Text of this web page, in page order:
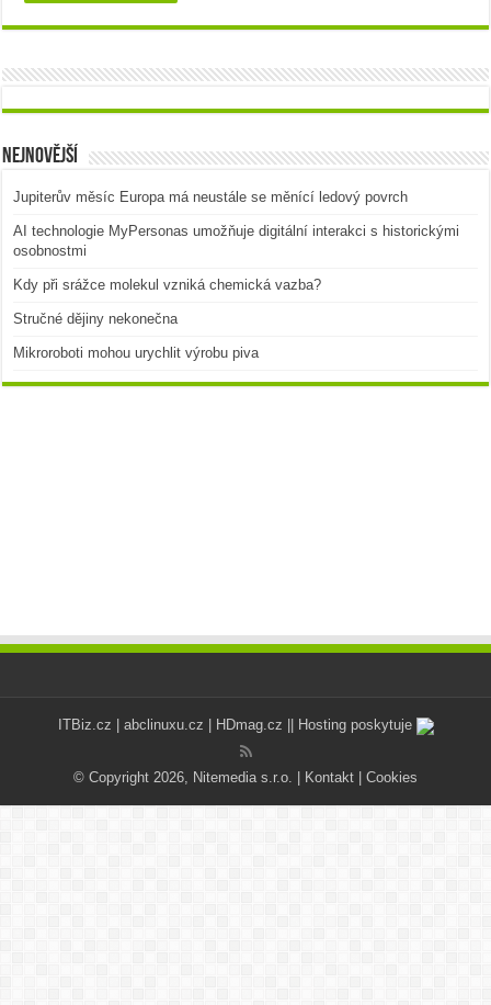
Nejnovější
Jupiterův měsíc Europa má neustále se měnící ledový povrch
AI technologie MyPersonas umožňuje digitální interakci s historickými
osobnostmi
Kdy při srážce molekul vzniká chemická vazba?
Stručné dějiny nekonečna
Mikroroboti mohou urychlit výrobu piva
ITBiz.cz abclinuxu.cz HDmag.cz || Hosting poskytuje
© Copyright 2026, Nitemedia s.r.o. | Kontakt Cookies